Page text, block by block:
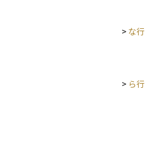
> な行
> ら行